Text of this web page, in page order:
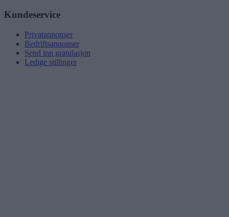
Kundeservice
Privatannonser
Bedriftsannonser
Send inn gratulasjon
Ledige stillinger